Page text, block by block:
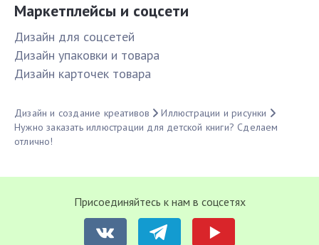
Маркетплейсы и соцсети
Дизайн для соцсетей
Дизайн упаковки и товара
Дизайн карточек товара
Дизайн и создание креативов
Иллюстрации и рисунки
Нужно заказать иллюстрации для детской книги? Сделаем
отлично!
Присоединяйтесь к нам в соцсетях